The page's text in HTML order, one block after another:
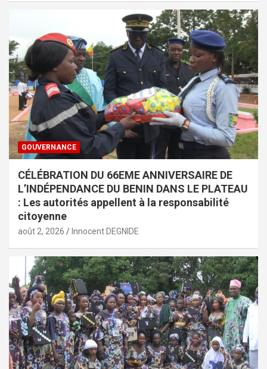
GOUVERNANCE
CÉLÉBRATION DU 66EME ANNIVERSAIRE DE
L’INDÉPENDANCE DU BENIN DANS LE PLATEAU
: Les autorités appellent à la responsabilité
citoyenne
août 2, 2026 Innocent DEGNIDE